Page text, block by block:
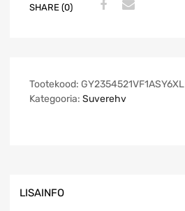
SHARE (0)
Tootekood: GY2354521VF1ASY6XL
Kategooria: Suverehv
LISAINFO